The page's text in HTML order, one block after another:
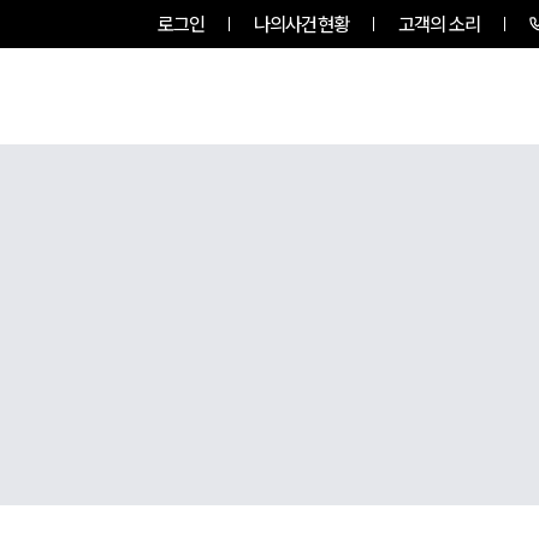
로그인 나의사건현황 고객의 소리